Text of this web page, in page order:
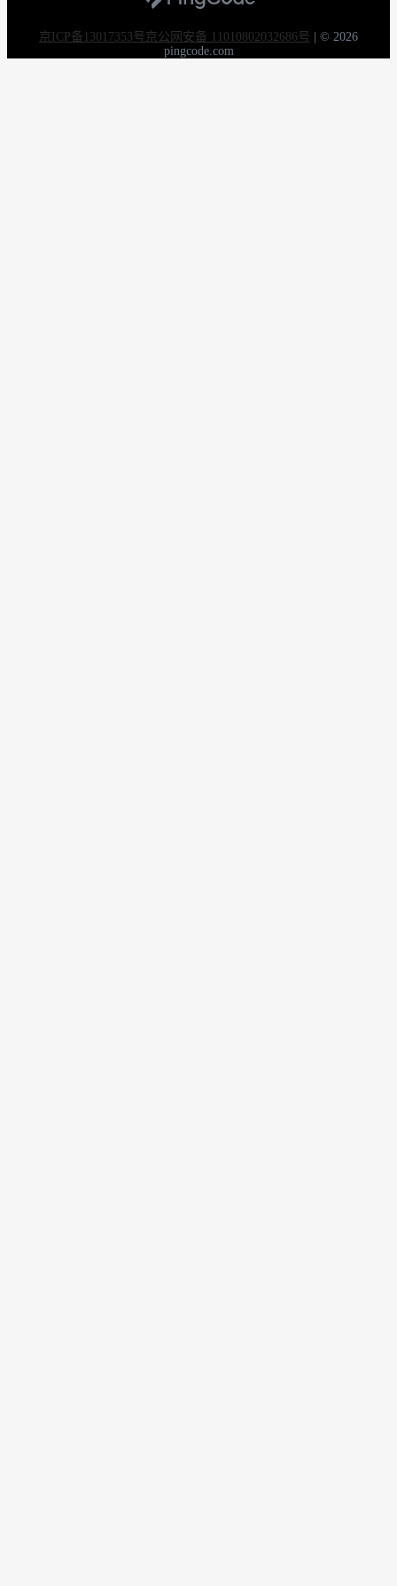
京ICP备13017353号京公网安备 11010802032686号
© 2026
pingcode.com